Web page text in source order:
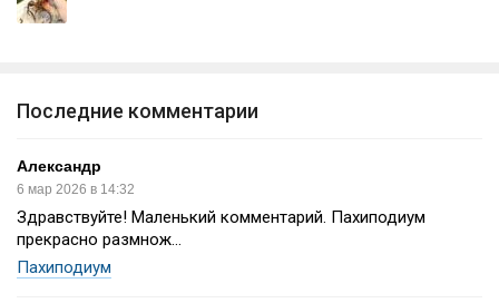
Последние комментарии
Александр
6 мар 2026 в 14:32
Здравствуйте! Маленький комментарий. Пахиподиум
прекрасно размнож...
Пахиподиум